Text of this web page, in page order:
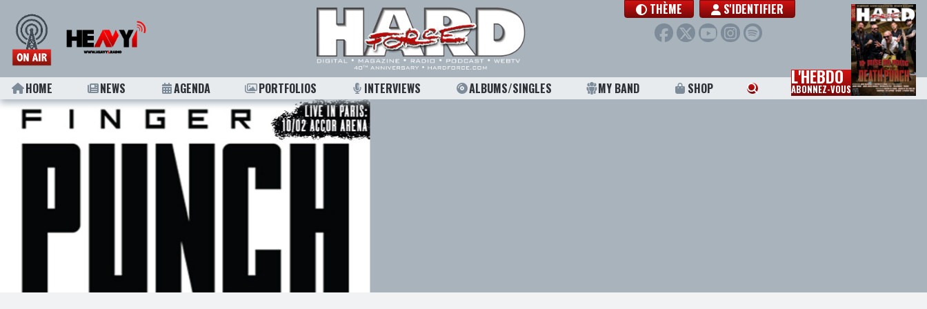
THÈME S'IDENTIFIER
HOME NEWS AGENDA PORTFOLIOS INTERVIEWS ALBUMS/SINGLES MY BAND SHOP L'HEBDO
ABONNEZ-VOUS